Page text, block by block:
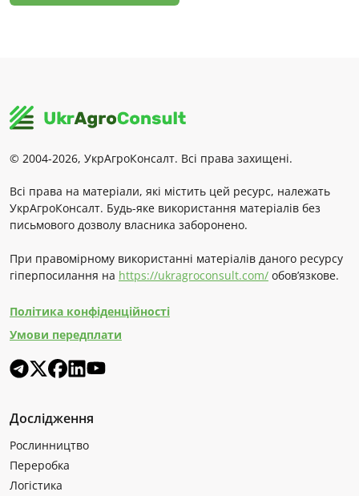
© 2004-2026, УкрАгроКонсалт. Всі права захищені.
Всі права на матеріали, які містить цей ресурс, належать
УкрАгроКонсалт. Будь-яке використання матеріалів без
письмового дозволу власника заборонено.
При правомірному використанні матеріалів даного ресурсу
гіперпосилання на https://ukragroconsult.com/ обов’язкове.
Політика конфіденційності
Умови передплати
Дослідження
Рослинництво
Переробка
Логістика